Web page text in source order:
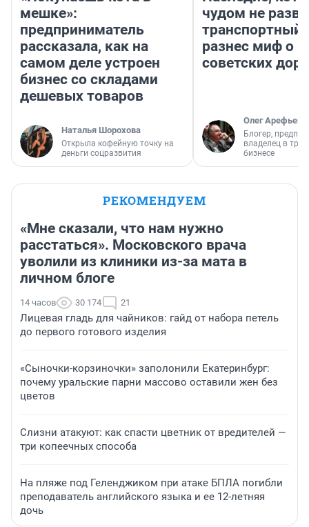
мешке»:
предприниматель
рассказала, как на
самом деле устроен
бизнес со складами
дешевых товаров
Наталья Шорохова
Открыла кофейную точку на
деньги соцразвития
чудом не
транспортный
разнес миф о
советских
Олег Арефьев
Блогер,
владелец в
бизнесе
РЕКОМЕНДУЕМ
«Мне сказали, что нам нужно
расстаться». Московского врача
уволили из клиники из-за мата в
личном блоге
14 часов 30 174 21
Лицевая гладь для чайников: гайд от набора петель
до первого готового изделия
«Сыночки-корзиночки» заполонили Екатеринбург:
почему уральские парни массово оставили жен без
цветов
Слизни атакуют: как спасти цветник от вредителей —
три копеечных способа
На пляже под Геленджиком при атаке БПЛА погибли
преподаватель английского языка и ее 12-летняя
дочь